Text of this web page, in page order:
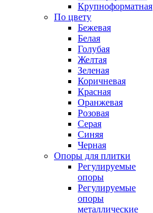
Крупноформатная
По цвету
Бежевая
Белая
Голубая
Желтая
Зеленая
Коричневая
Красная
Оранжевая
Розовая
Серая
Синяя
Черная
Опоры для плитки
Регулируемые
опоры
Регулируемые
опоры
металлические